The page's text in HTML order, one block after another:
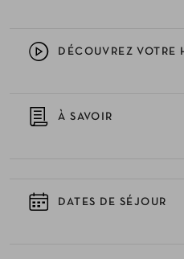
DÉCOUVREZ VOTRE
À SAVOIR
DATES DE SÉJOUR